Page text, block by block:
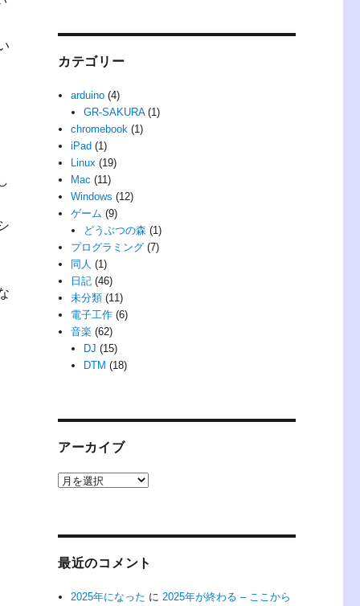
カテゴリー
arduino (4)
GR-SAKURA(1)
chromebook (1)
iPad (1)
Linux (19)
Mac (11)
Windows (12)
ゲーム (9)
どうぶつの森 (1)
プログラミング (7)
同人 (1)
日記 (46)
未分類 (11)
電子工作 (6)
音楽 (62)
DJ (15)
DTM (18)
アーカイブ
ア
最近のコメント
2025年になった に2025年が終わる – ここから